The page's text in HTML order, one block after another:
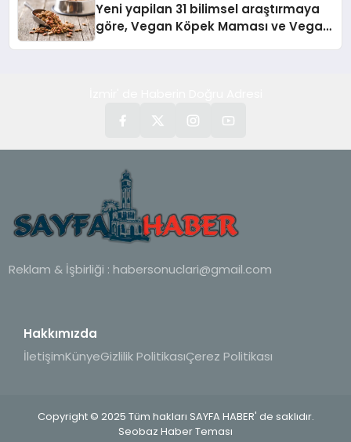
Yeni yapilan 31 bilimsel araştırmaya
göre, Vegan Köpek Maması ve Vegan
Reklam & İşbirliği : habersonuclari@gmail.com
Hakkımızda
İletişimKünyeGizlilik PolitikasıÇerez Politikası
Copyright © 2025 Tüm hakları SAYFA HABER' de saklıdır.
Seobaz Haber Teması